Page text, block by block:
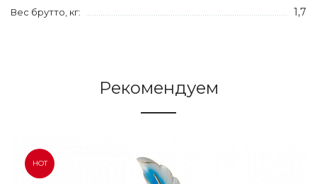
Вес брутто, кг: 1,7
Рекомендуем
HOT